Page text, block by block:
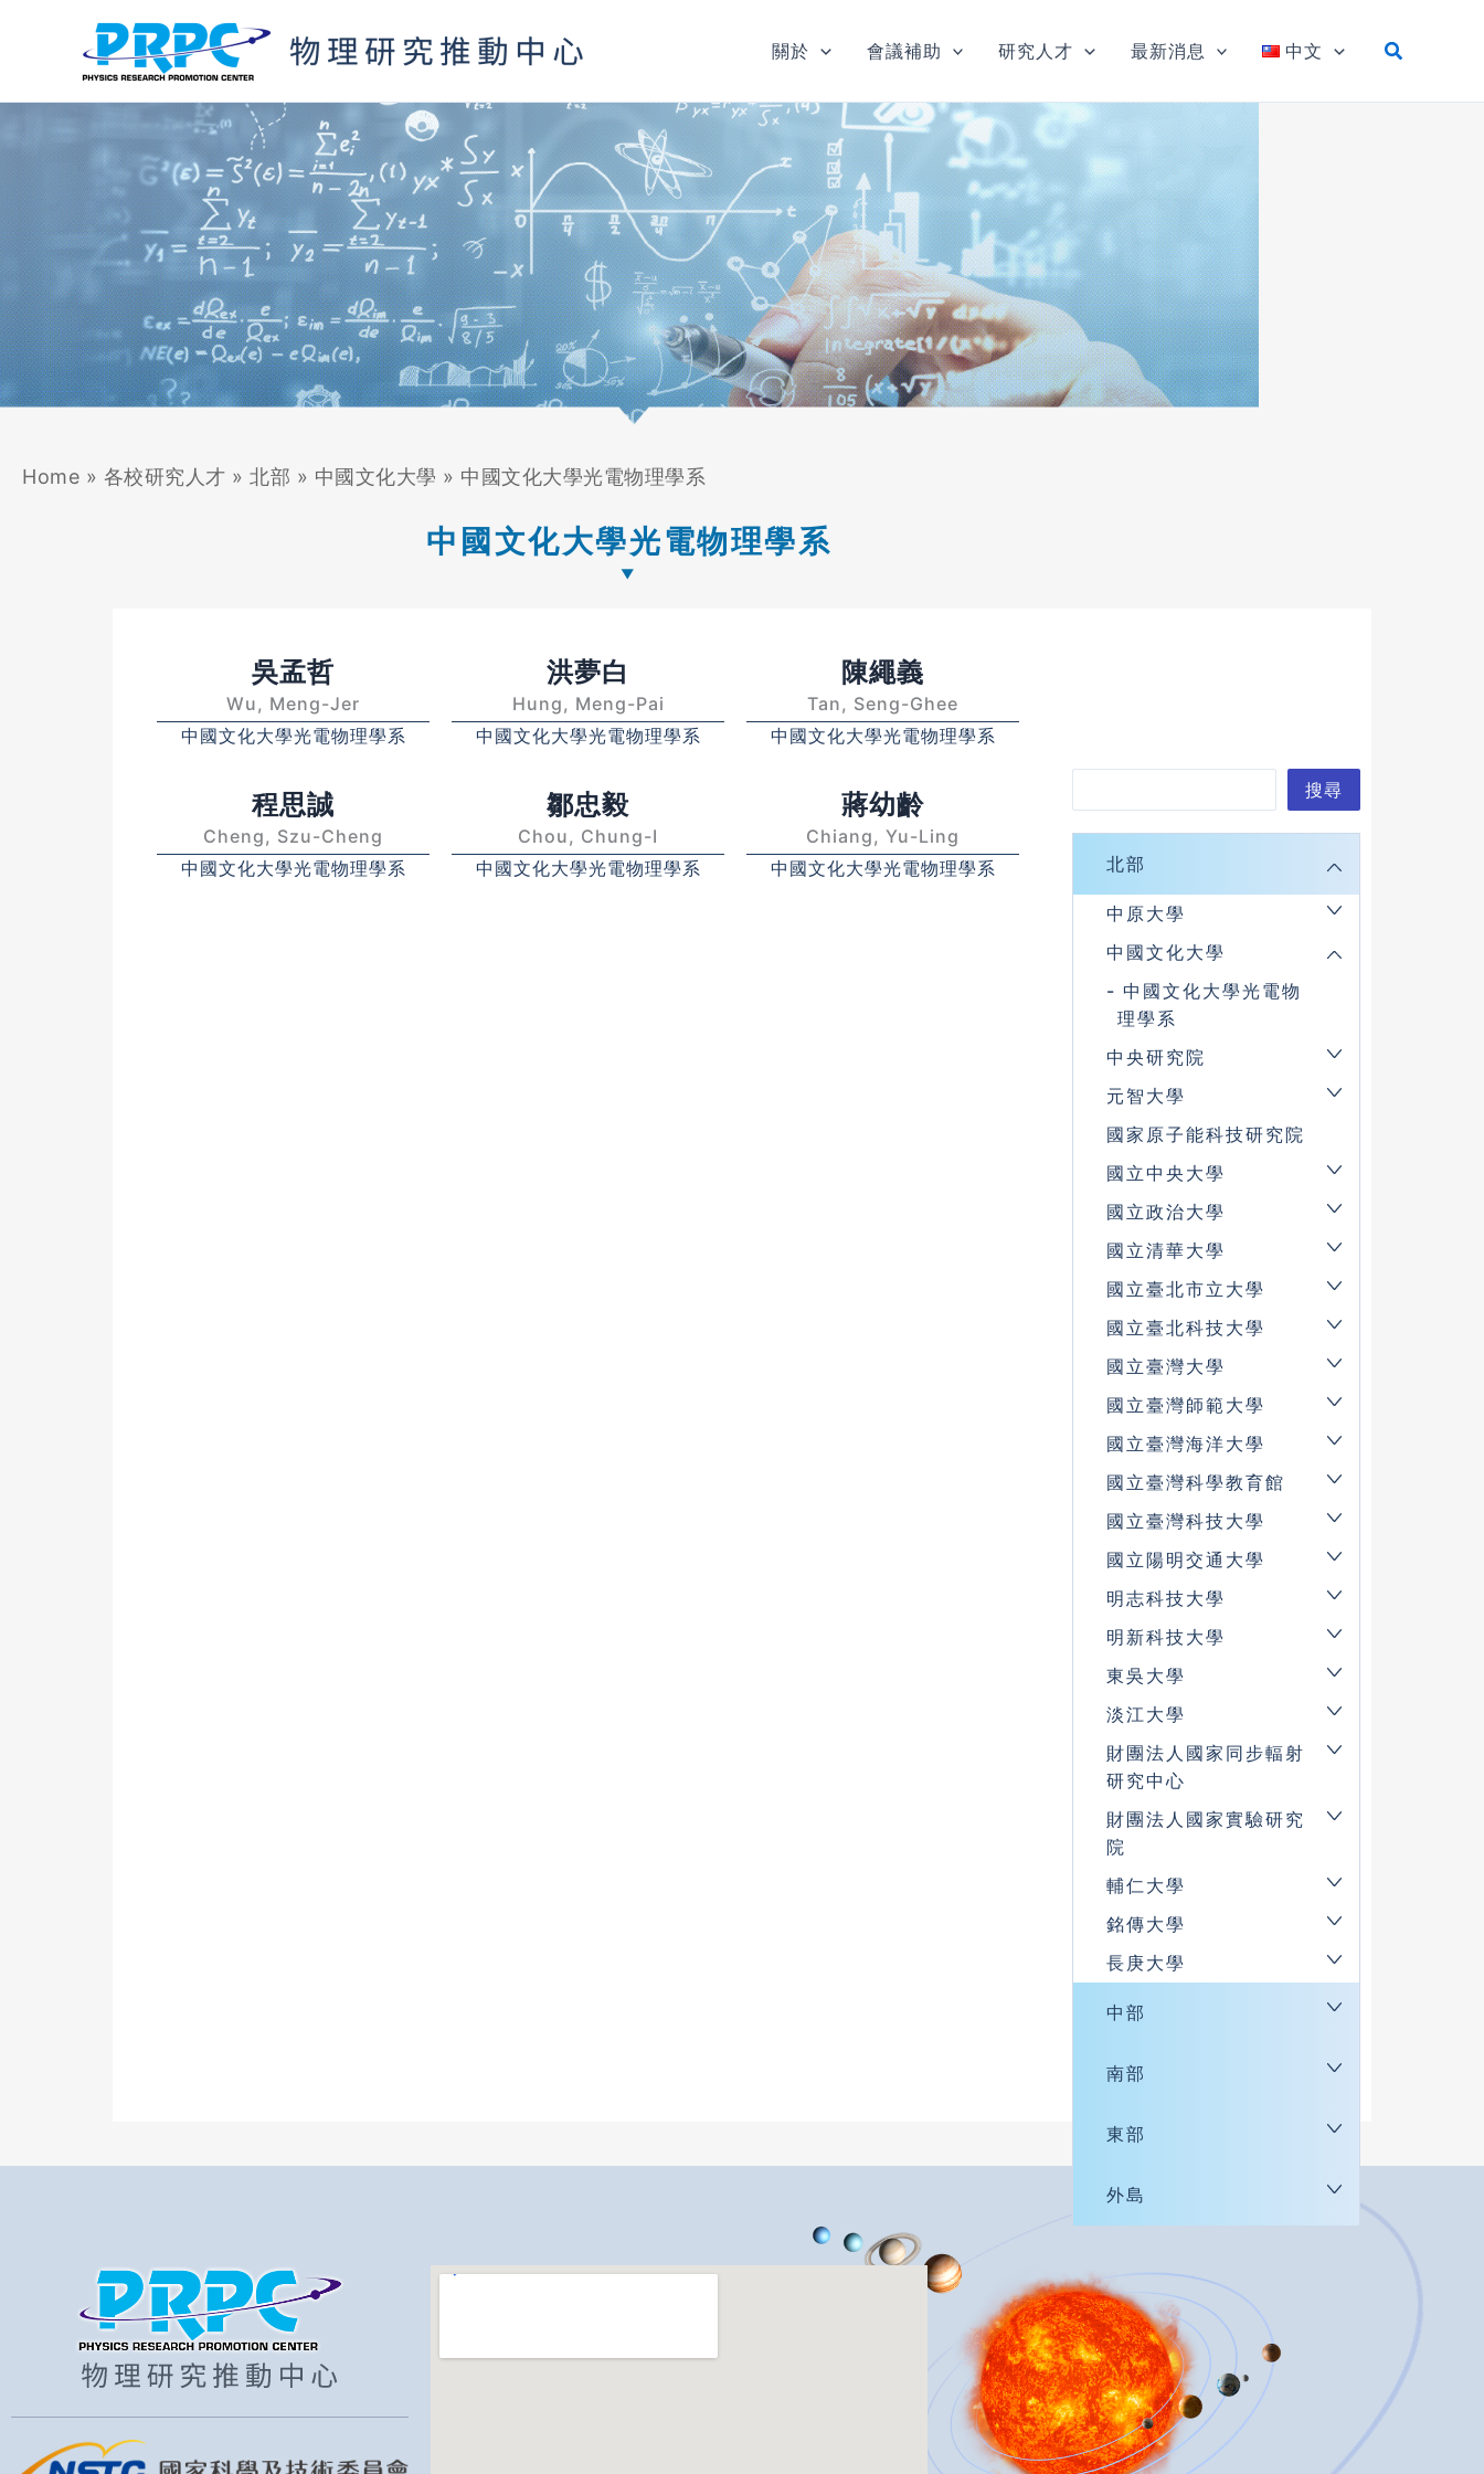
內
容
關於 會議補助 研究人才 最新消息 中文
Home » 各校研究人才 » 北部 » 中國文化大學 » 中國文化大學光電物理學系
中國文化大學光電物理學系
吳孟哲
Wu, Meng-Jer
中國文化大學光電物理學系
洪夢白
Hung, Meng-Pai
中國文化大學光電物理學系
陳繩義
Tan, Seng-Ghee
中國文化大學光電物理學系
程思誠
Cheng, Szu-Cheng
中國文化大學光電物理學系
鄒忠毅
Chou, Chung-I
中國文化大學光電物理學系
蔣幼齡
Chiang, Yu-Ling
中國文化大學光電物理學系
尋
搜尋
北部
中原大學
中國文化大學
中國文化大學光電物
理學系
中央研究院
元智大學
國家原子能科技研究院
國立中央大學
國立政治大學
國立清華大學
國立臺北市立大學
國立臺北科技大學
國立臺灣大學
國立臺灣師範大學
國立臺灣海洋大學
國立臺灣科學教育館
國立臺灣科技大學
國立陽明交通大學
明志科技大學
明新科技大學
東吳大學
淡江大學
財團法人國家同步輻射
研究中心
財團法人國家實驗研究
院
輔仁大學
銘傳大學
長庚大學
中部
南部
東部
外島